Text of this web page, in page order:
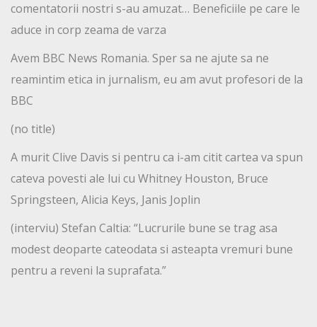
comentatorii nostri s-au amuzat… Beneficiile pe care le
aduce in corp zeama de varza
Avem BBC News Romania. Sper sa ne ajute sa ne
reamintim etica in jurnalism, eu am avut profesori de la
BBC
(no title)
A murit Clive Davis si pentru ca i-am citit cartea va spun
cateva povesti ale lui cu Whitney Houston, Bruce
Springsteen, Alicia Keys, Janis Joplin
(interviu) Stefan Caltia: “Lucrurile bune se trag asa
modest deoparte cateodata si asteapta vremuri bune
pentru a reveni la suprafata.”